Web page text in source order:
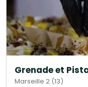
Grenade et
Marseille 2 (13)